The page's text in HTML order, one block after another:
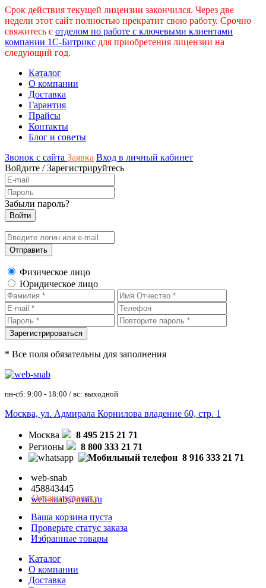
Срок действия текущей лицензии закончился. Через две
недели этот сайт полностью прекратит свою работу. Срочно
свяжитесь с отделом по работе с ключевыми клиентами
компании 1С-Битрикс для приобретения лицензии на
следующий год.
Каталог
О компании
Доставка
Гарантия
Прайсы
Контакты
Блог и советы
Звонок с сайта Заявка Вход в личный кабинет
Войдите /Зарегистрируйтесь
Забыли пароль?
Физическое лицо
Юридическое лицо
* Все поля обязательны для заполнения
пн-сб: 9:00 - 18:00 / вс: выходной
Москва, ул. Адмирала Корнилова владение 60, стр. 1
Москва
8 495 215 21 71
Регионы
8 800 333 21 71
8 916 333 21 71
web-snab
458843445
web-snab@mail.ru
Оставить заявку
Ваша корзина пуста
Проверьте статус заказа
Избранные товары
Каталог
О компании
Доставка